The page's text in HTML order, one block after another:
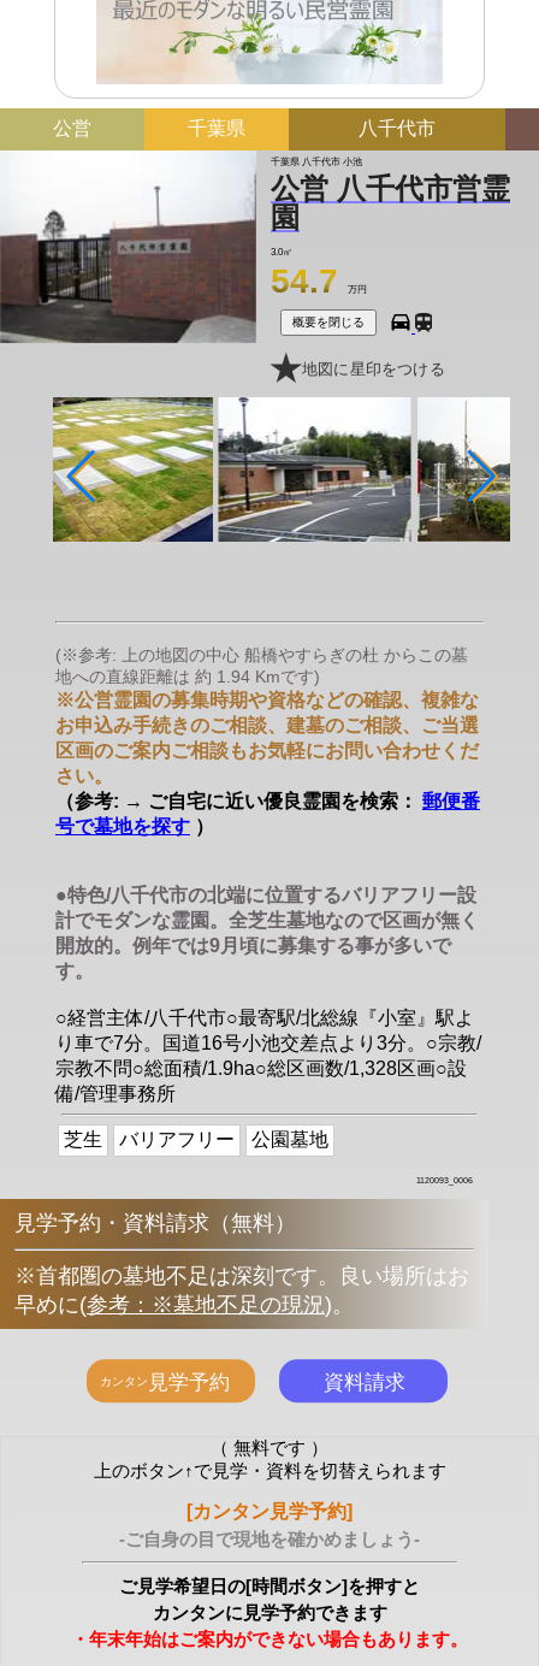
公営 千葉県 八千代市
千葉県 八千代市 小池
公営 八千代市営霊
園
3.0㎡
54.7 万円
概要を閉じる
地図に星印をつける
(※参考: 上の地図の中心 船橋やすらぎの杜 からこの墓
地への直線距離は 約 1.94 Kmです)
※公営霊園の募集時期や資格などの確認、複雑な
お申込み手続きのご相談、建墓のご相談、ご当選
区画のご案内ご相談もお気軽にお問い合わせくだ
さい。
（参考: → ご自宅に近い優良霊園を検索： 郵便番
号で墓地を探す ）
●特色/八千代市の北端に位置するバリアフリー設
計でモダンな霊園。全芝生墓地なので区画が無く
開放的。例年では9月頃に募集する事が多いで
す。
○経営主体/八千代市○最寄駅/北総線『小室』駅よ
り車で7分。国道16号小池交差点より3分。○宗教/
宗教不問○総面積/1.9ha○総区画数/1,328区画○設
備/管理事務所
芝生 バリアフリー 公園墓地
1120093_0006
見学予約・資料請求（無料）
※首都圏の墓地不足は深刻です。良い場所はお
早めに(参考：※墓地不足の現況)。
（ 無料です ）
上のボタン↑で見学・資料を切替えられます
[カンタン見学予約]
-ご自身の目で現地を確かめましょう-
ご見学希望日の[時間ボタン]を押すと
カンタンに見学予約できます
・年末年始はご案内ができない場合もあります。